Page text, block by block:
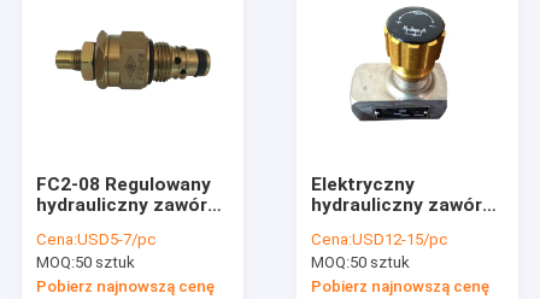
FC2-08 Regulowany
hydrauliczny zawór
przepływem Zawór
zwrotny przepływu
zwrotnego
Cena:USD5-7/pc
MOQ:50 sztuk
Pobierz najnowszą cenę
Elektryczny
hydrauliczny zawór
przepływem LA-H25L,
hydrauliczny zawór
suwakowy
Cena:USD12-15/pc
MOQ:50 sztuk
Pobierz najnowszą cenę